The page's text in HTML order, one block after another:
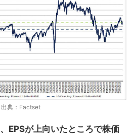
出典：Factset
、EPSが上向いたところで株価